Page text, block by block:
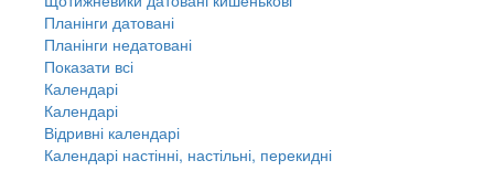
Планінги датовані
Планінги недатовані
Показати всі
Календарі
Календарі
Відривні календарі
Календарі настінні, настільні, перекидні